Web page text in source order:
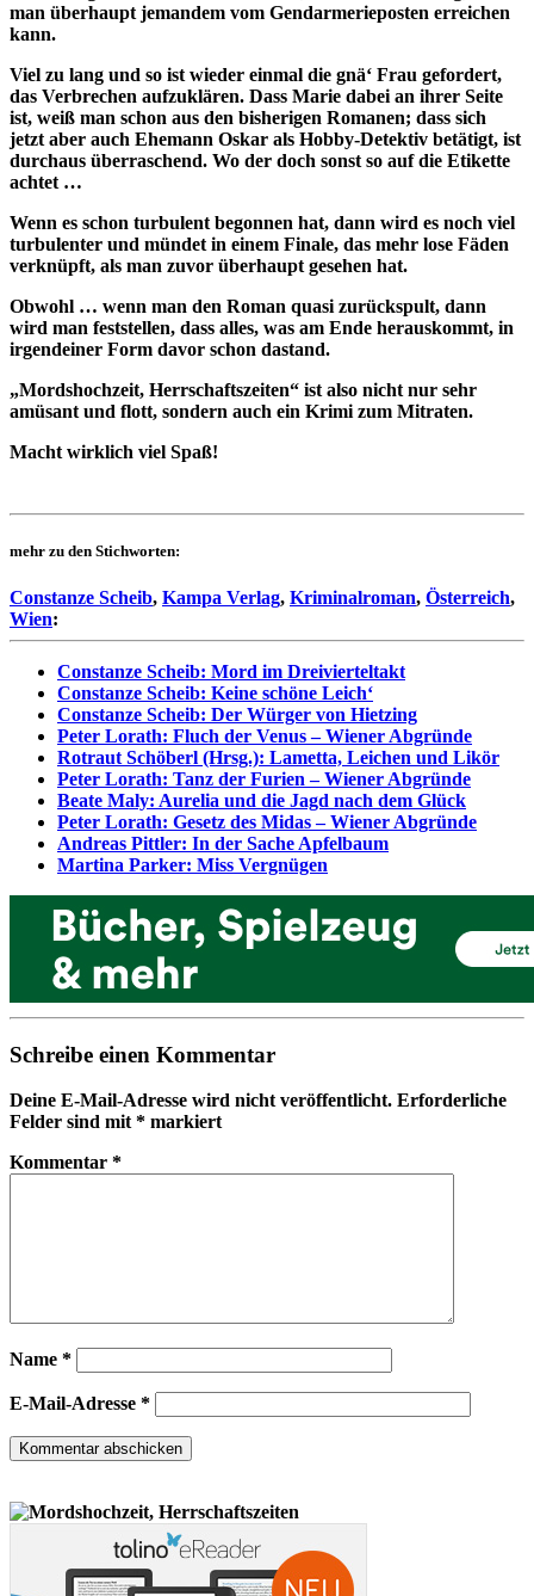
man überhaupt jemandem vom Gendarmerieposten erreichen
kann.
Viel zu lang und so ist wieder einmal die gnä‘ Frau gefordert,
das Verbrechen aufzuklären. Dass Marie dabei an ihrer Seite
ist, weiß man schon aus den bisherigen Romanen; dass sich
jetzt aber auch Ehemann Oskar als Hobby-Detektiv betätigt, ist
durchaus überraschend. Wo der doch sonst so auf die Etikette
achtet …
Wenn es schon turbulent begonnen hat, dann wird es noch viel
turbulenter und mündet in einem Finale, das mehr lose Fäden
verknüpft, als man zuvor überhaupt gesehen hat.
Obwohl … wenn man den Roman quasi zurückspult, dann
wird man feststellen, dass alles, was am Ende herauskommt, in
irgendeiner Form davor schon dastand.
„Mordshochzeit, Herrschaftszeiten“ ist also nicht nur sehr
amüsant und flott, sondern auch ein Krimi zum Mitraten.
Macht wirklich viel Spaß!
mehr zu den Stichworten:
Constanze Scheib, Kampa Verlag, Kriminalroman, Österreich,
Wien:
Constanze Scheib: Mord im Dreivierteltakt
Constanze Scheib: Keine schöne Leich‘
Constanze Scheib: Der Würger von Hietzing
Peter Lorath: Fluch der Venus – Wiener Abgründe
Rotraut Schöberl (Hrsg.): Lametta, Leichen und Likör
Peter Lorath: Tanz der Furien – Wiener Abgründe
Beate Maly: Aurelia und die Jagd nach dem Glück
Peter Lorath: Gesetz des Midas – Wiener Abgründe
Andreas Pittler: In der Sache Apfelbaum
Martina Parker: Miss Vergnügen
Schreibe einen Kommentar
Deine E-Mail-Adresse wird nicht veröffentlicht. Erforderliche
Felder sind mit* markiert
Kommentar *
Name *
E-Mail-Adresse *